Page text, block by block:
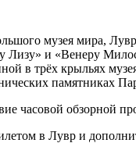
музея мира,
Лизу» и «Венеру
в трёх крыльях
памятниках
часовой обзорной
в Лувр и